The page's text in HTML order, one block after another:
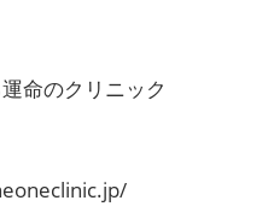
命のクリニック